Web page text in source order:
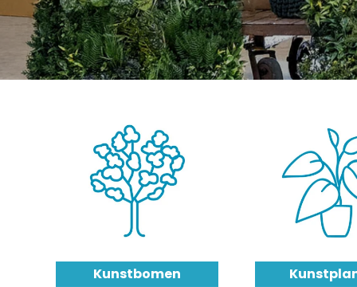
KUNSTPLANTEN HANGPLANTEN
Kunstbomen